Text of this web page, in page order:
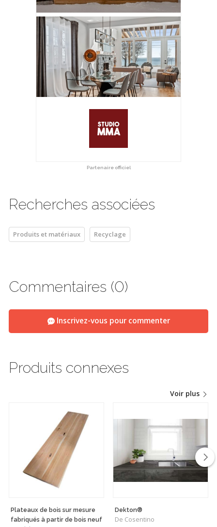
Partenaire officiel
Recherches associées
Produits et matériaux Recyclage
Commentaires (0)
Inscrivez-vous pour commenter
Produits connexes
Voir plus
Plateaux de bois sur mesure
fabriqués à partir de bois neuf
Dekton®
De Cosentino